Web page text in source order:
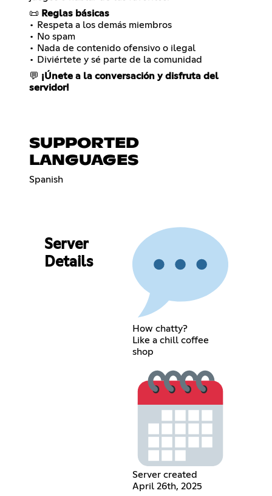
📜 Reglas básicas
• Respeta a los demás miembros
• No spam
• Nada de contenido ofensivo o ilegal
• Diviértete y sé parte de la comunidad
💬 ¡Únete a la conversación y disfruta del
servidor!
SUPPORTED
LANGUAGES
Spanish
Server
Details
How chatty?
Like a chill coffee
shop
Server created
April 26th, 2025